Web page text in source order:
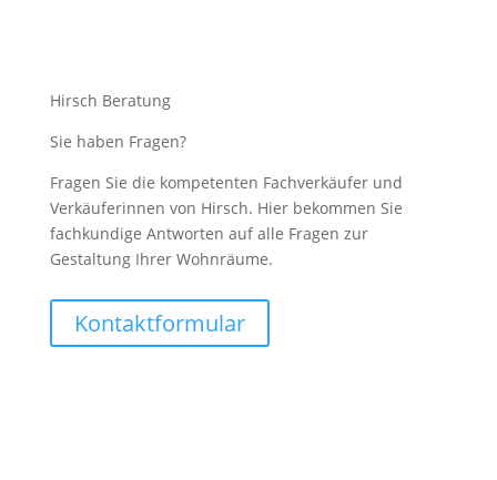
Hirsch Beratung
Sie haben Fragen?
Fragen Sie die kompetenten Fachverkäufer und
Verkäuferinnen von Hirsch. Hier bekommen Sie
fachkundige Antworten auf alle Fragen zur
Gestaltung Ihrer Wohnräume.
Kontaktformular